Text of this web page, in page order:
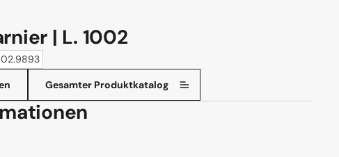
| L. 1002
Gesamter Produktkatalog